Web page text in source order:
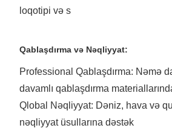
loqotipi və s
Qablaşdırma və Nəqliyyat:
Professional Qablaşdırma: Nəmə
davamlı qablaşdırma
Qlobal Nəqliyyat: Dəniz, hava və
nəqliyyat üsullarına dəstək